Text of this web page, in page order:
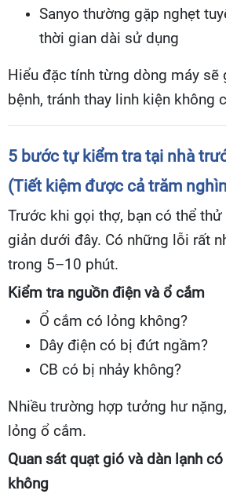
Sanyo thường gặp nghẹt
thời gian dài sử dụng
Hiểu đặc tính từng dòng máy sẽ
bệnh, tránh thay linh kiện không
5 bước tự kiểm tra tại nhà
(Tiết kiệm được cả trăm
Trước khi gọi thợ, bạn có thể
giản dưới đây. Có những lỗi rất
trong 5–10 phút.
Kiểm tra nguồn điện và ổ cắm
Ổ cắm có lỏng không?
Dây điện có bị đứt ngầm?
CB có bị nhảy không?
Nhiều trường hợp tưởng hư
lỏng ổ cắm.
Quan sát quạt gió và dàn lạnh
không